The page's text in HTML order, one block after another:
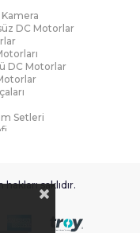
DC Motorlar
DC Motorlar
Setleri
saklıdır.